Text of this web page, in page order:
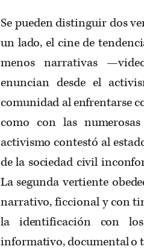
Se pueden distinguir dos
un lado, el cine de
menos narrativas
enuncian desde el
comunidad al enfrentarse
como con las
activismo contestó al
de la sociedad civil
La segunda vertiente
narrativo, ficcional y con
la identificación con
informativo, documental o